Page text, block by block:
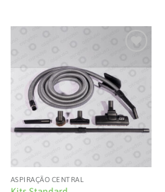
ASPIRAÇÃO CENTRAL